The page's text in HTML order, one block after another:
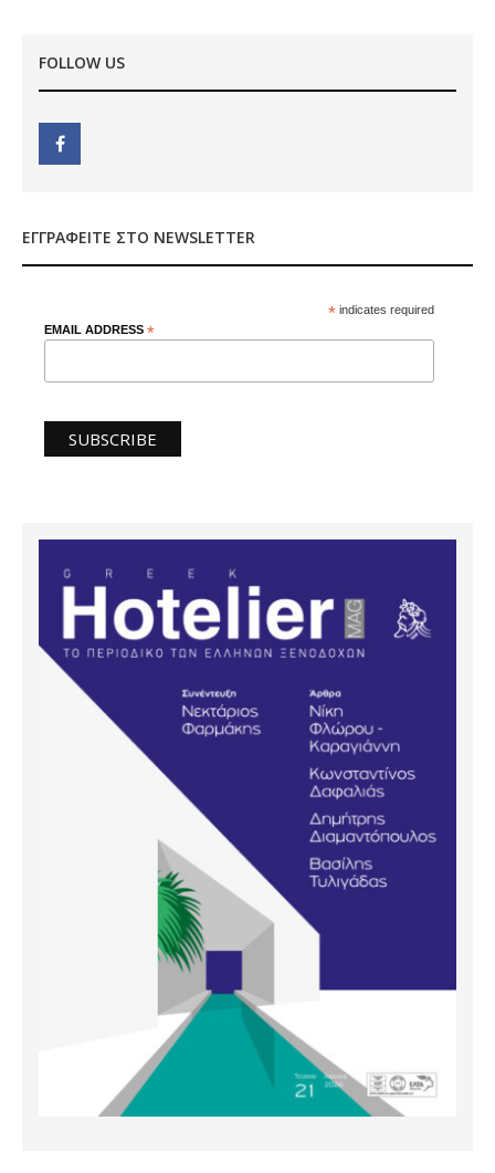
FOLLOW US
ΕΓΓΡΑΦΕΊΤΕ ΣΤΟ NEWSLETTER
* indicates required
EMAIL ADDRESS *